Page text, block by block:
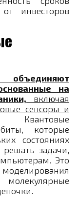
инвесторов
объединяют
на
включая
сенсоры и
Квантовые
которые
состояниях
задачи,
Это